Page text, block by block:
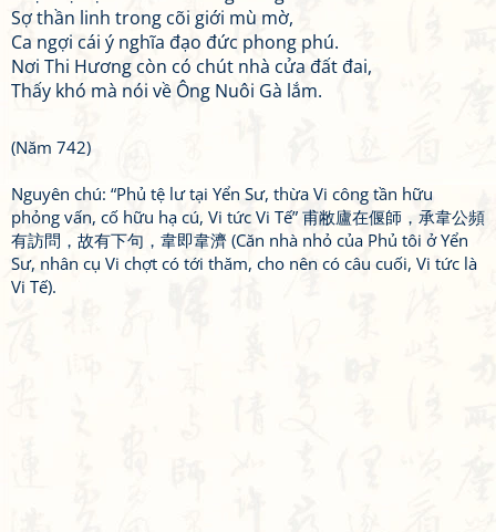
Sợ thần linh trong cõi giới mù mờ,
Ca ngợi cái ý nghĩa đạo đức phong phú.
Nơi Thi Hương còn có chút nhà cửa đất đai,
Thấy khó mà nói về Ông Nuôi Gà lắm.
(Năm 742)
Nguyên chú: “Phủ tệ lư tại Yển Sư, thừa Vi công tần hữu
phỏng vấn, cố hữu hạ cú, Vi tức Vi Tế” 甫敝廬在偃師，承韋公頻
有訪問，故有下句，韋即韋濟 (Căn nhà nhỏ của Phủ tôi ở Yển
Sư, nhân cụ Vi chợt có tới thăm, cho nên có câu cuối, Vi tức là
Vi Tế).